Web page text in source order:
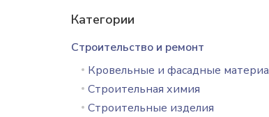
Категории
Строительство и ремонт
Кровельные и фасадные
Строительная химия
Строительные изделия